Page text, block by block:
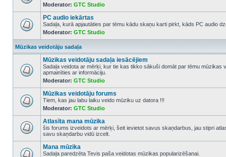
No
unread
posts
Moderator: GTC Studio
No
unread
posts
PC audio iekārtas
Sadaļa, kurā apjautāties par tēmu kādu skaņu karti pirkt, kāds PC audio
Moderator: GTC Studio
Mūzikas veidotāju sadaļa
No
posts
Mūzikas veidotāju sadaļa iesācējiem
Sadaļa veidota ar mērķi, kur tie kas tikko sākuši domāt par tēmu mūzikas
apmainīties ar informāciju.
Moderator: GTC Studio
No
unread
posts
Mūzikas veidotāju forums
Tiem, kas jau labu laiku veido mūziku uz datora !!!
Moderator: GTC Studio
No
unread
posts
Atlasīta mana mūzika
šis forums izveidots ar mērķi, šeit ievietot savus skaņdarbus, jau stipri
savu skaņdarbu vidū izcelt.
Mana mūzika
Sadaļa paredzēta Tevis paša veidotas mūzikas popularizēšanai.